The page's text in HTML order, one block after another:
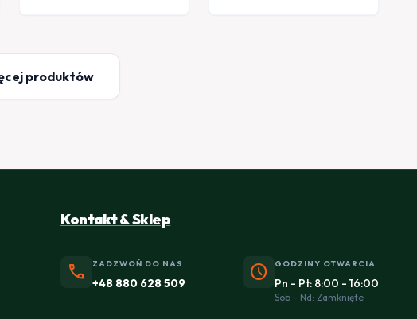
produktów
Kontakt & Sklep
phone ZADZWOŃ DO NAS
+48 880 628 509 schedule GODZINY OTWARCIA
Pn - Pt: 8:00 - 16:00
Sob - Nd: Zamknięte